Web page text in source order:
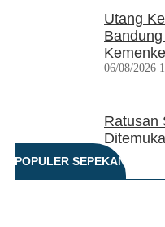
Utang
06/08/2026
Ratusan
Yayasan
06/08/2026
POPULER SEPEKAN